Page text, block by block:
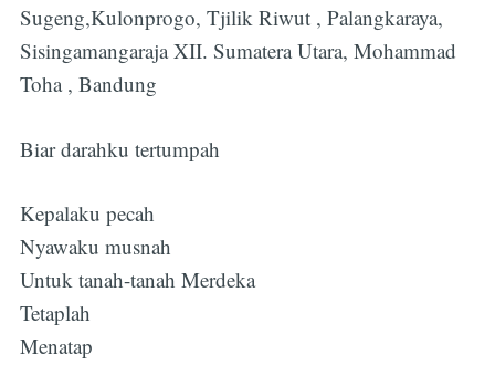
Sugeng,Kulonprogo, Tjilik Riwut , Palangkaraya,
Sisingamangaraja XII. Sumatera Utara, Mohammad
Toha , Bandung
Biar darahku tertumpah
Kepalaku pecah
Nyawaku musnah
Untuk tanah-tanah Merdeka
Tetaplah
Menatap